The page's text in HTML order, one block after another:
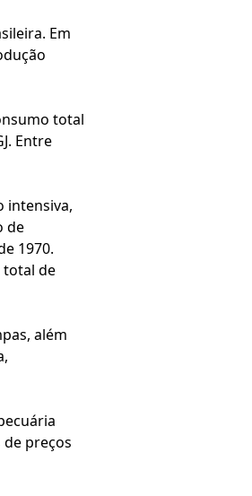
Em
total
Entre
intensiva,
de
1970.
total de
além
preços